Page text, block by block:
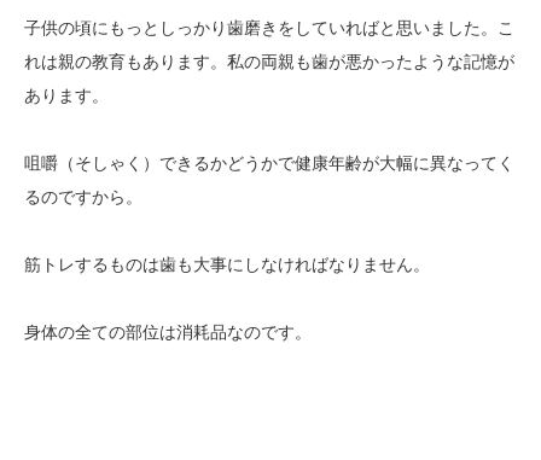
子供の頃にもっとしっかり歯磨きをしていればと思いました。こ
れは親の教育もあります。私の両親も歯が悪かったような記憶が
あります。
咀嚼（そしゃく）できるかどうかで健康年齢が大幅に異なってく
るのですから。
筋トレするものは歯も大事にしなければなりません。
身体の全ての部位は消耗品なのです。